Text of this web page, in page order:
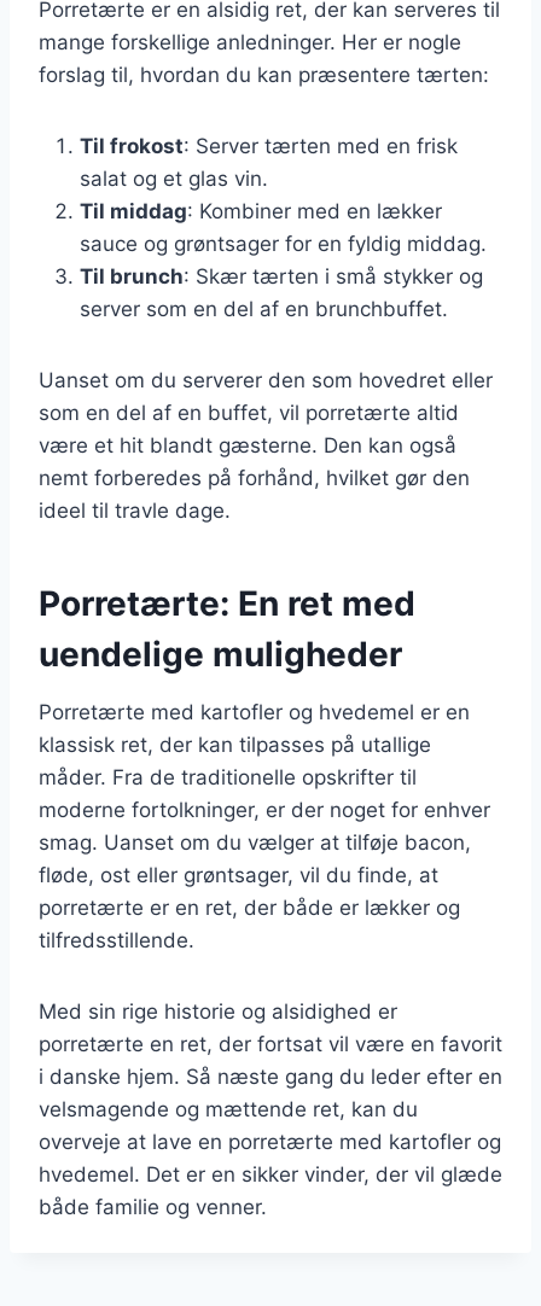
Porretærte er en alsidig ret, der kan serveres til
mange forskellige anledninger. Her er nogle
forslag til, hvordan du kan præsentere tærten:
Til frokost: Server tærten med en frisk
salat og et glas vin.
Til middag: Kombiner med en lækker
sauce og grøntsager for en fyldig middag.
Til brunch: Skær tærten i små stykker og
server som en del af en brunchbuffet.
Uanset om du serverer den som hovedret eller
som en del af en buffet, vil porretærte altid
være et hit blandt gæsterne. Den kan også
nemt forberedes på forhånd, hvilket gør den
ideel til travle dage.
Porretærte: En ret med
uendelige muligheder
Porretærte med kartofler og hvedemel er en
klassisk ret, der kan tilpasses på utallige
måder. Fra de traditionelle opskrifter til
moderne fortolkninger, er der noget for enhver
smag. Uanset om du vælger at tilføje bacon,
fløde, ost eller grøntsager, vil du finde, at
porretærte er en ret, der både er lækker og
tilfredsstillende.
Med sin rige historie og alsidighed er
porretærte en ret, der fortsat vil være en favorit
i danske hjem. Så næste gang du leder efter en
velsmagende og mættende ret, kan du
overveje at lave en porretærte med kartofler og
hvedemel. Det er en sikker vinder, der vil glæde
både familie og venner.